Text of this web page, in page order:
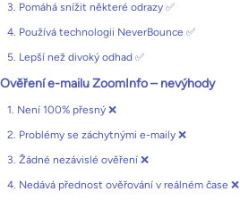
3. Pomáhá snížit některé odrazy ✅
4. Používá technologii NeverBounce ✅
5. Lepší než divoký odhad ✅
Ověření e-mailu ZoomInfo – nevýhody
1. Není 100% přesný ❌
2. Problémy se záchytnými e-maily ❌
3. Žádné nezávislé ověření ❌
4. Nedává přednost ověřování v reálném čase ❌